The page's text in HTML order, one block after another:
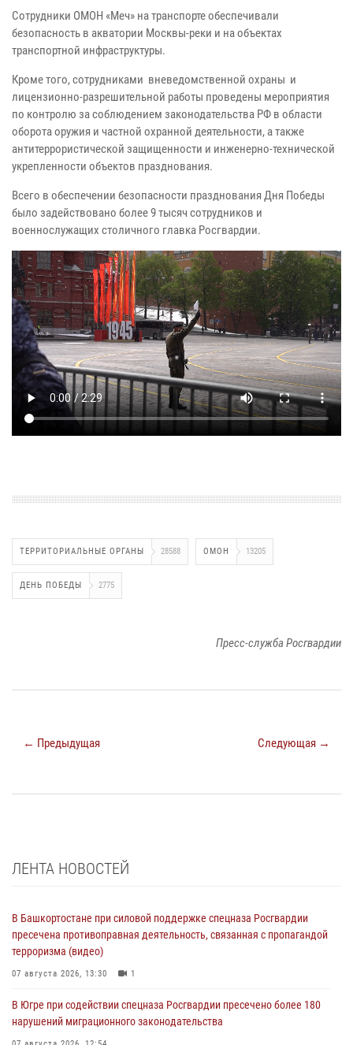
Сотрудники ОМОН «Меч» на транспорте обеспечивали
безопасность в акватории Москвы-реки и на объектах
транспортной инфраструктуры.
Кроме того, сотрудниками вневедомственной охраны и
лицензионно-разрешительной работы проведены мероприятия
по контролю за соблюдением законодательства РФ в области
оборота оружия и частной охранной деятельности, а также
антитеррористической защищенности и инженерно-технической
укрепленности объектов празднования.
Всего в обеспечении безопасности празднования Дня Победы
было задействовано более 9 тысяч сотрудников и
военнослужащих столичного главка Росгвардии.
ТЕРРИТОРИАЛЬНЫЕ ОРГАНЫ 28588 ОМОН 13205
ДЕНЬ ПОБЕДЫ 2775
Пресс-служба Росгвардии
← Предыдущая Следующая →
ЛЕНТА НОВОСТЕЙ
В Башкортостане при силовой поддержке спецназа Росгвардии
пресечена противоправная деятельность, связанная с пропагандой
терроризма (видео)
07 августа 2026, 13:30 1
В Югре при содействии спецназа Росгвардии пресечено более 180
нарушений миграционного законодательства